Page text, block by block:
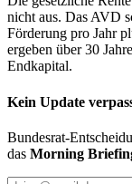
nicht aus. Das AVD
Förderung pro Jahr
ergeben über 30
Endkapital.
Kein Update
Bundesrat-
das Morning